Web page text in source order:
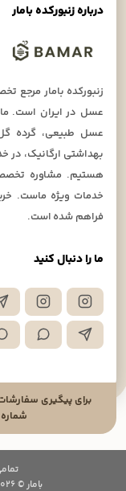
ما را دنبال کنید
درباره زنبورکده بامار
زنبورکده بامار مرجع
عسل در ایران است. ما
عسل طبیعی، گرده
بهداشتی ارگانیک، در
هستیم. مشاوره
خدمات ویژه ماست.
فراهم شده است.
شماره
بامار © 2026 - Design & Development by SETAK